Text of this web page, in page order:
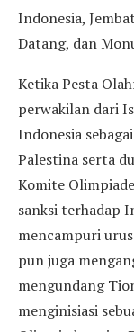
Indonesia,
Datang, dan
Ketika Pesta
perwakilan dari
Indonesia
Palestina serta
Komite
sanksi terhadap
mencampuri
pun juga
mengundang
menginisiasi